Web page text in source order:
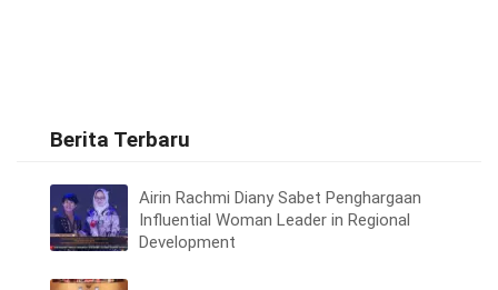
Berita Terbaru
Airin Rachmi Diany Sabet Penghargaan
Influential Woman Leader in Regional
Development